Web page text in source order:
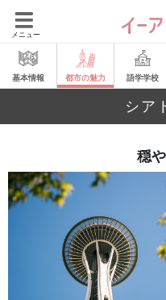
メニュー
基本情報 都市の魅力 語学学校
シア
穏